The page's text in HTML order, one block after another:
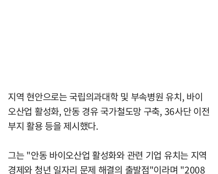
지역 현안으로는 국립의과대학 및 부속병원 유치, 바이
오산업 활성화, 안동 경유 국가철도망 구축, 36사단 이전
부지 활용 등을 제시했다.
그는 "안동 바이오산업 활성화와 관련 기업 유치는 지역
경제와 청년 일자리 문제 해결의 출발점"이라며 "2008